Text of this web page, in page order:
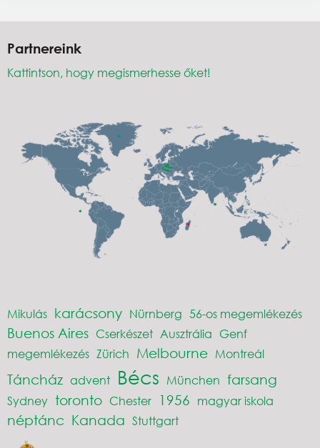
Partnereink
Kattintson, hogy megismerhesse őket!
Mikulás karácsony Nürnberg 56-os megemlékezés
Buenos Aires Cserkészet Ausztrália Genf
megemlékezés Zürich Melbourne Montreál
Táncház advent Bécs München farsang
Sydney toronto Chester 1956 magyar iskola
néptánc Kanada Stuttgart